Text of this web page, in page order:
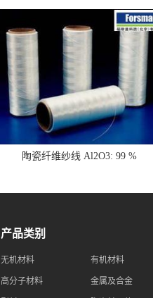
陶瓷纤维纱线 Al2O3: 99 %
产品类别
无机材料 有机材料
高分子材料 金属及合金